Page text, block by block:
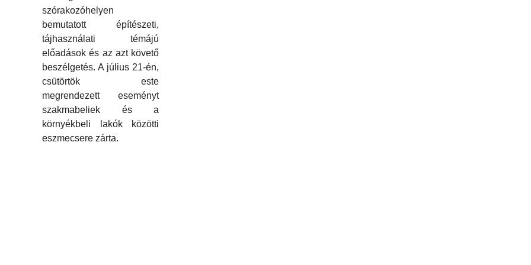
szórakozóhelyen
bemutatott építészeti,
tájhasználati témájú
előadások és az azt követő
beszélgetés. A július 21-én,
csütörtök este
megrendezett eseményt
szakmabeliek és a
környékbeli lakók közötti
eszmecsere zárta.